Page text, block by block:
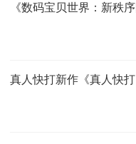
《数码宝贝世界：新秩
真人快打新作《真人快